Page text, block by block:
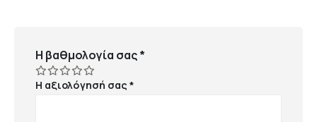
Η βαθμολογία σας*
Η αξιολόγησή σας*